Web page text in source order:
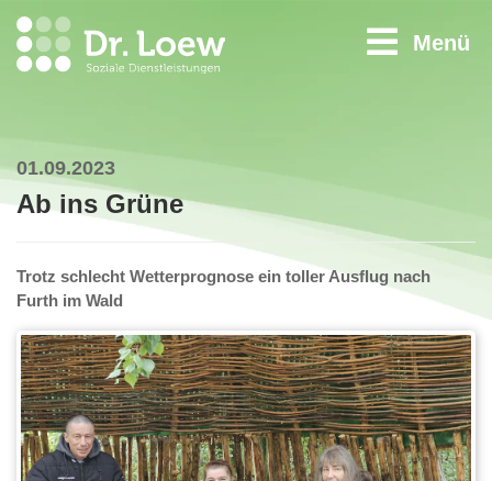
Menü
01.09.2023
Ab ins Grüne
Trotz schlecht Wetterprognose ein toller Ausflug nach
Furth im Wald